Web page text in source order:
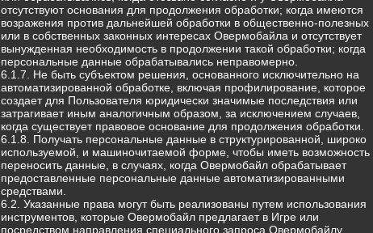
отсутствуют основания для продолжения обработки; когда имеются
возражения против дальнейшей обработки в общественно-полезных
или в собственных законных интересах Овермобайла и отсутствует
вынужденная необходимость в продолжении такой обработки; когда
персональные данные обрабатывались неправомерно.
6.1.7. Не быть субъектом решения, основанного исключительно на
автоматизированной обработке, включая профилирование, которое
создает для Пользователя юридически значимые последствия или
затрагивает иным аналогичным образом, за исключением случаев,
когда существует правовое основание для продолжения обработки.
6.1.8. Получать персональные данные в структурированной, широко
используемой, и машиночитаемой форме, чтобы иметь возможность
переносить данные, в случаях, когда Овермобайл обрабатывает
предоставленные персональные данные автоматизированными
средствами.
6.2. Указанные права могут быть реализованы путем использования
инструментов, которые Овермобайл предлагает в Игре или
посредством направления специального запроса Овермобайлу